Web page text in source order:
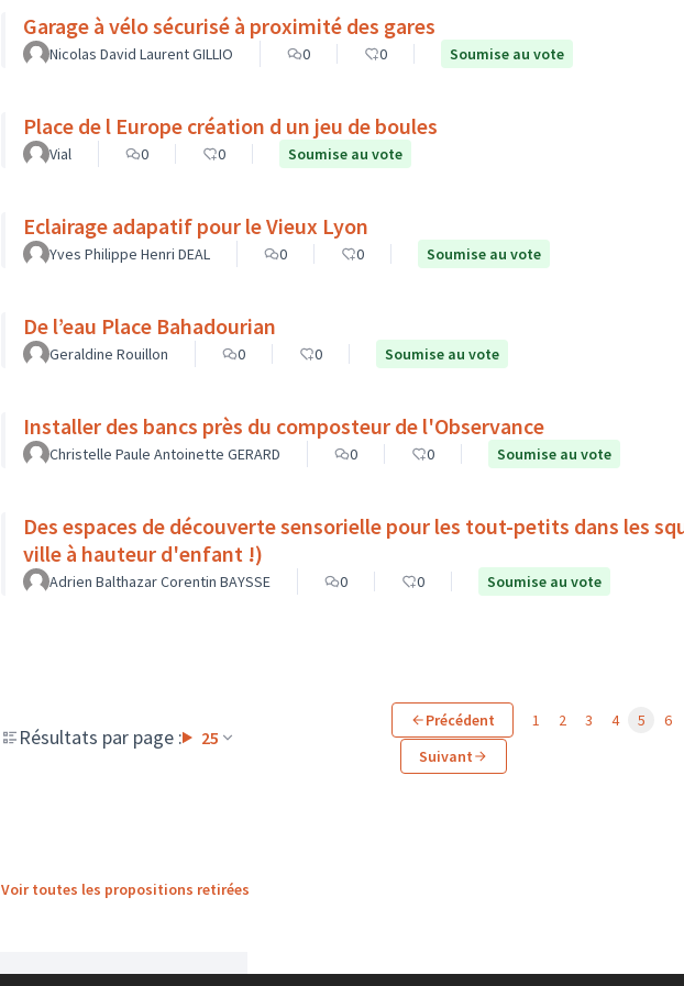
Garage à vélo sécurisé à proximité des gares
Nicolas David Laurent GILLIO 0 0 Soumise au vote
Place de l Europe création d un jeu de boules
Vial 0 0 Soumise au vote
Eclairage adapatif pour le Vieux Lyon
Yves Philippe Henri DEAL 0 0 Soumise au vote
De l’eau Place Bahadourian
Geraldine Rouillon 0 0 Soumise au vote
Installer des bancs près du composteur de l'Observance
Christelle Paule Antoinette GERARD 0 0 Soumise au vote
Des espaces de découverte sensorielle pour les tout-petits dans les
ville à hauteur d'enfant !)
Adrien Balthazar Corentin BAYSSE 0 0 Soumise au vote
Résultats par page : 25
Précédent 1 2 3 4 5 6
Suivant
Voir toutes les propositions retirées